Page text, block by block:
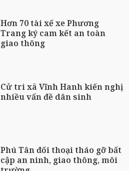
Hơn 70 tài xế xe Phương
Trang ký cam kết an toàn
giao thông
Cử tri xã Vĩnh Hanh kiến nghị
nhiều vấn đề dân sinh
Phú Tân đối thoại tháo gỡ bất
cập an ninh, giao thông, môi